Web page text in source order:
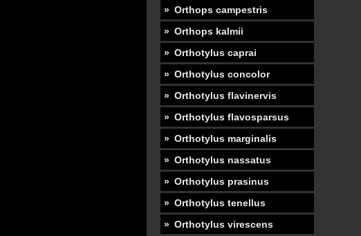
Orthops campestris
Orthops kalmii
Orthotylus caprai
Orthotylus concolor
Orthotylus flavinervis
Orthotylus flavosparsus
Orthotylus marginalis
Orthotylus nassatus
Orthotylus prasinus
Orthotylus tenellus
Orthotylus virescens